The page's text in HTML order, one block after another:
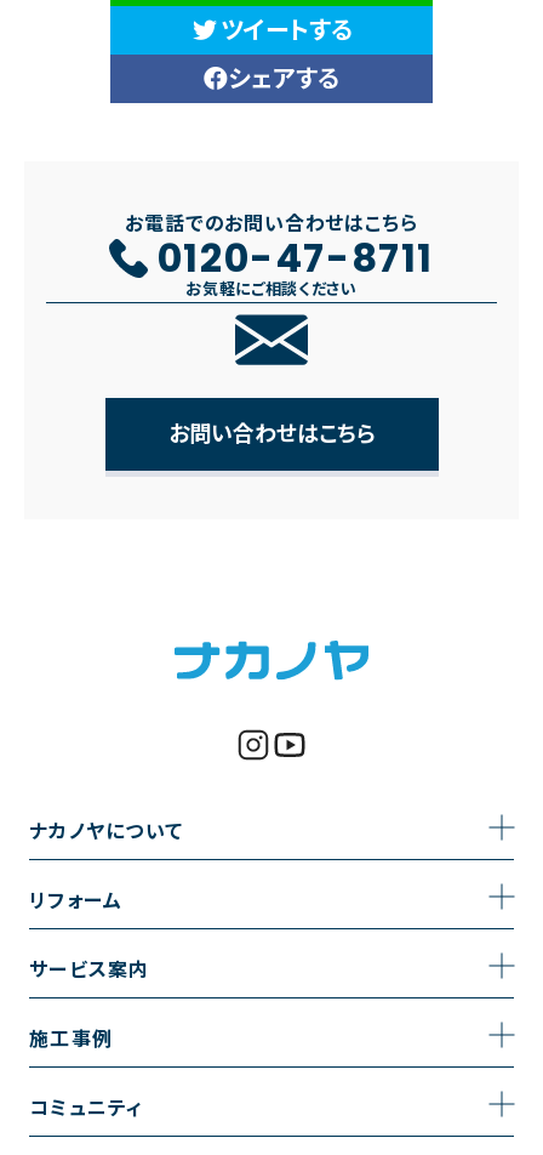
ツイートする
シェアする
お電話でのお問い合わせはこちら
0120-47-8711
お気軽にご相談ください
お問い合わせはこちら
ナカノヤについて
採用情報
リフォーム
トイレのリフォーム
キッチンのリフォーム
サービス案内
サービスの流れ
施工事例
施工事例一覧
コミュニティ